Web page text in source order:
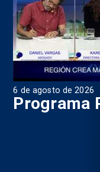
6 de agosto de 2026
Programa